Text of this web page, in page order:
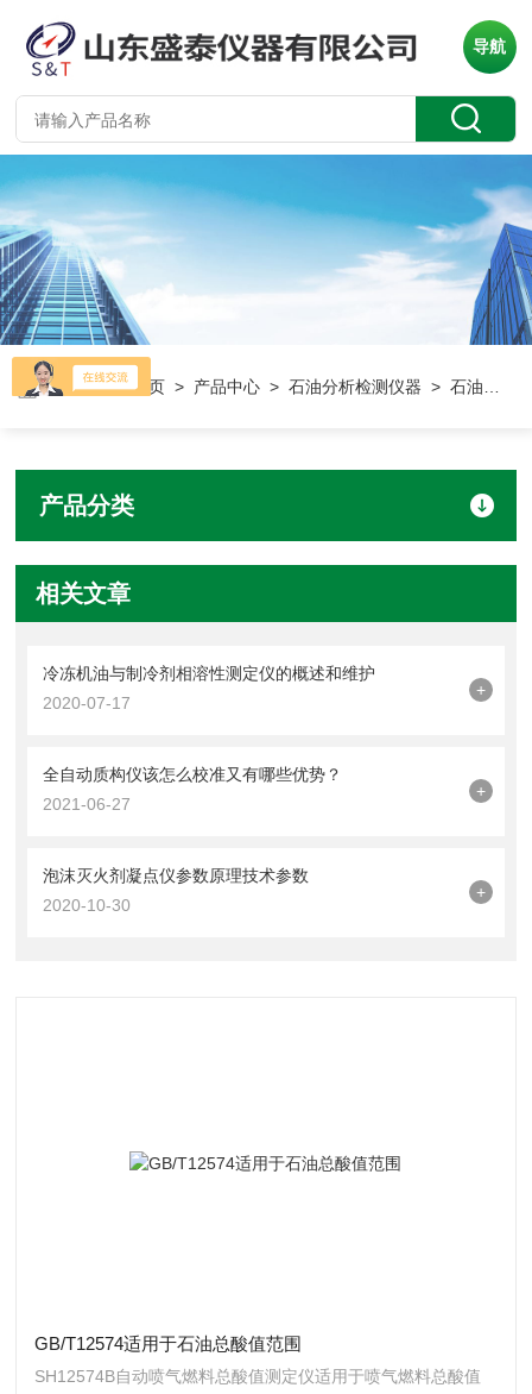
导航
当前位置：首页 > 产品中心 >石油分析检测仪器 > 石油产品酸值测定仪
产品分类
相关文章
冷冻机油与制冷剂相溶性测定仪的概述和维护
2020-07-17
+
全自动质构仪该怎么校准又有哪些优势？
2021-06-27
+
泡沫灭火剂凝点仪参数原理技术参数
2020-10-30
+
GB/T12574适用于石油总酸值范围
SH12574B自动喷气燃料总酸值测定仪适用于喷气燃料总酸值